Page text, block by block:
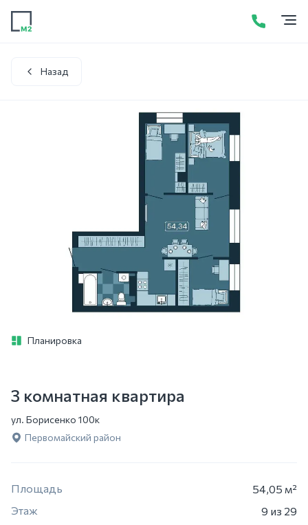
Контакты
+7 (423) 275-52-01 Написать в WhatsApp
Назад
Планировка
3 комнатная квартира
ул. Борисенко 100к
Первомайский район
Площадь
54,05 м²
Этаж
9 из 29